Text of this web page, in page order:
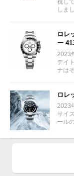
祝し
しま
ロレ
ー
2023
デイ
ナは
ロレ
2023
サイ
ール
イの